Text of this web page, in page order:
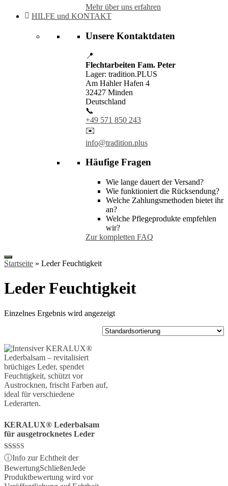
Mehr über uns erfahren
HILFE und KONTAKT
Unsere Kontaktdaten
📍
Flechtarbeiten Fam. Peter
Lager: tradition.PLUS
Am Hahler Hafen 4
32427 Minden
Deutschland
📞
+49 571 850 243
✉️
info@tradition.plus
Häufige Fragen
Wie lange dauert der Versand?
Wie funktioniert die Rücksendung?
Welche Zahlungsmethoden bietet ihr
an?
Welche Pflegeprodukte empfehlen
wir?
Zur kompletten FAQ
Startseite » Leder Feuchtigkeit
Leder Feuchtigkeit
Einzelnes Ergebnis wird angezeigt
KERALUX® Lederbalsam
für ausgetrocknetes Leder
Bewertet mit
5.00
von 5
ⓘInfo zur Echtheit der
BewertungSchließenJede
Produktbewertung wird vor